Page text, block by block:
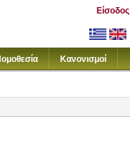
Είσοδος
Κανονισμοί